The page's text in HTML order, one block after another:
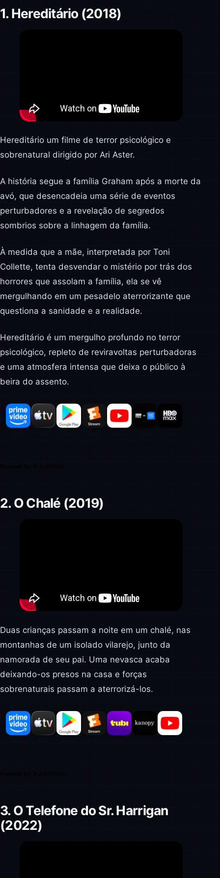
1. Hereditário (2018)
Hereditário um filme de terror psicológico e
sobrenatural dirigido por Ari Aster.
A história segue a família Graham após a morte da
avó, que desencadeia uma série de eventos
perturbadores e a revelação de segredos
sombrios sobre a linhagem da família.
À medida que a mãe, interpretada por Toni
Collette, tenta desvendar o mistério por trás dos
horrores que assolam a família, ela se vê
mergulhando em um pesadelo aterrorizante que
questiona a sanidade e a realidade.
Hereditário é um mergulho profundo no terror
psicológico, repleto de reviravoltas perturbadoras
e uma atmosfera intensa que deixa o público à
beira do assento.
2. O Chalé (2019)
Duas crianças passam a noite em um chalé, nas
montanhas de um isolado vilarejo, junto da
namorada de seu pai. Uma nevasca acaba
deixando-os presos na casa e forças
sobrenaturais passam a aterrorizá-los.
3. O Telefone do Sr. Harrigan
(2022)